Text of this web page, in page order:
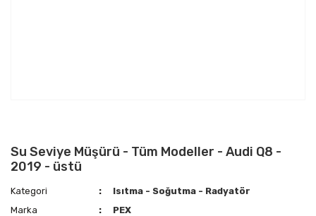
Su Seviye Müşürü - Tüm Modeller - Audi Q8 -
2019 - üstü
Kategori
Isıtma - Soğutma - Radyatör
Marka
PEX